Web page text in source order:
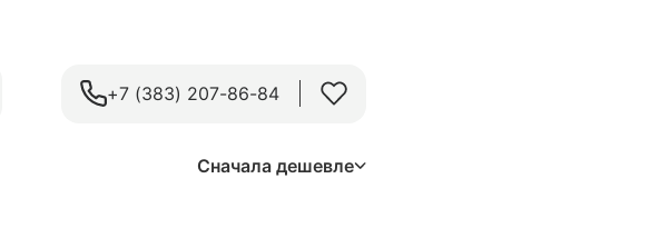
+7 (383) 207-86-84
Сначала дешевле